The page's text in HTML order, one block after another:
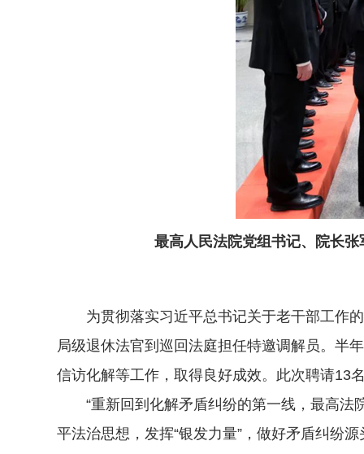
最高人民法院党组书记、院长
为贯彻落实习近平总书记关于老干部工作的
局级退休法官到巡回法庭担任特邀调解员。半
信访化解等工作，取得良好成效。此次聘请13
“重新回到化解矛盾纠纷的第一线，最高法
平法治思想，发挥“银发力量”，做好矛盾纠纷